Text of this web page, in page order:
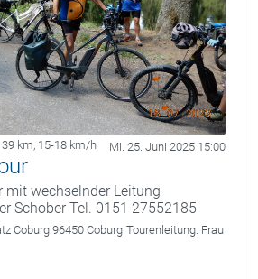
39 km, 15-18 km/h Mi. 25. Juni 2025 15:00
mit wechselnder Leitung
Schober Tel. 0151 27552185
Coburg 96450 Coburg Tourenleitung: Frau